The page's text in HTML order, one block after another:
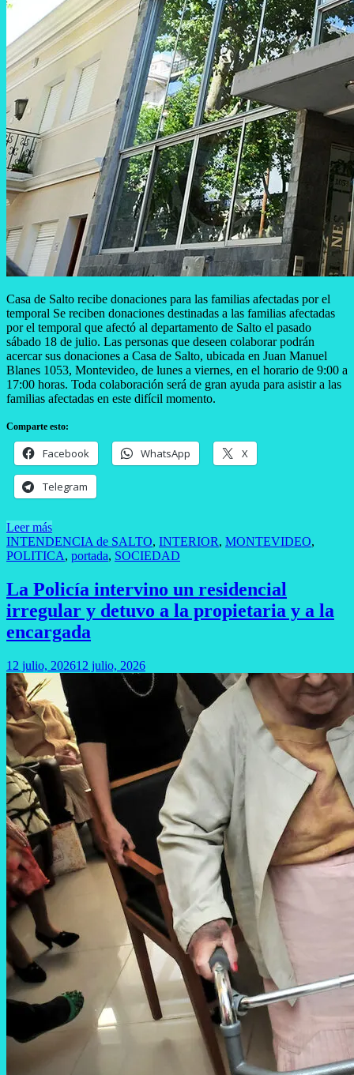
Casa de Salto recibe donaciones para las familias afectadas por el
temporal Se reciben donaciones destinadas a las familias afectadas
por el temporal que afectó al departamento de Salto el pasado
sábado 18 de julio. Las personas que deseen colaborar podrán
acercar sus donaciones a Casa de Salto, ubicada en Juan Manuel
Blanes 1053, Montevideo, de lunes a viernes, en el horario de 9:00 a
17:00 horas. Toda colaboración será de gran ayuda para asistir a las
familias afectadas en este difícil momento.
Comparte esto:
Facebook WhatsApp X
Telegram
Leer más
INTENDENCIA de SALTO, INTERIOR, MONTEVIDEO,
POLITICA, portada, SOCIEDAD
La Policía intervino un residencial
irregular y detuvo a la propietaria y a la
encargada
12 julio, 202612 julio, 2026